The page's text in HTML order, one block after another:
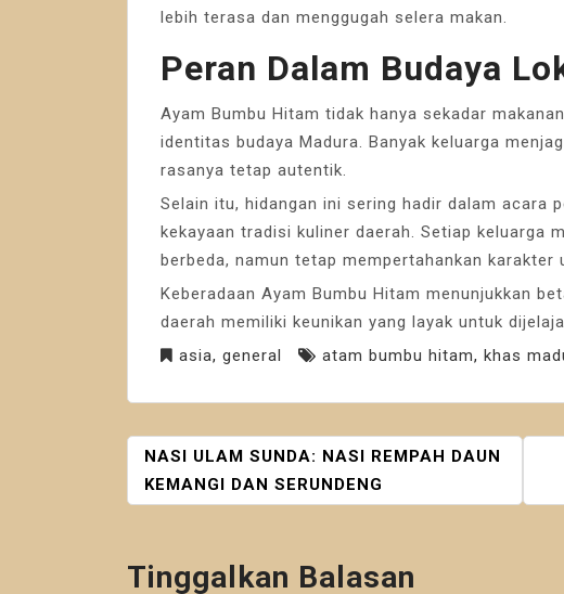
lebih terasa dan menggugah selera makan.
Peran Dalam Budaya
Ayam Bumbu Hitam tidak hanya sekadar
identitas budaya Madura. Banyak keluarga
rasanya tetap autentik.
Selain itu, hidangan ini sering hadir dalam acara
kekayaan tradisi kuliner daerah. Setiap keluarga
berbeda, namun tetap mempertahankan karakter
Keberadaan Ayam Bumbu Hitam menunjukkan
daerah memiliki keunikan yang layak untuk
asia, general atam bumbu hitam, khas
NAVIGASI
POS
NASI ULAM SUNDA: NASI REMPAH DAUN
KEMANGI DAN SERUNDENG
Tinggalkan Balasan